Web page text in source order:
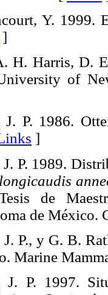
Y. 1999.
]
H. Harris, D.
of
J. P. 1986.
]
P. 1989.
de
de
P., y G. B.
Marine
J. P. 1997.